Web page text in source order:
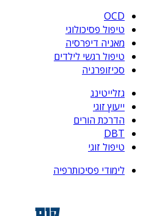
OCD
טיפול פסיכולוגי
מאניה דיפרסיה
טיפול רגשי לילדים
סכיזופרניה
גזלייטינג
ייעוץ זוגי
הדרכת הורים
DBT
טיפול זוגי
לימודי פסיכותרפיה